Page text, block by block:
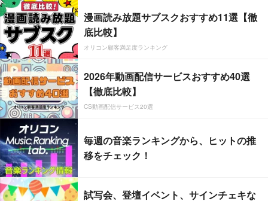
漫画読み放題サブスクおすすめ11選【徹
底比較】
オリコン顧客満足度ランキング
2026年動画配信サービスおすすめ40選
【徹底比較】
CS動画配信サービス20選
毎週の音楽ランキングから、ヒットの推
移をチェック！
試写会、登壇イベント、サインチェキな